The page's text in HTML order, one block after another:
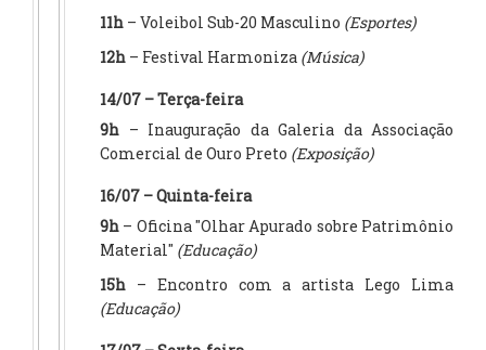
11h – Voleibol Sub-20 Masculino (Esportes)
12h – Festival Harmoniza (Música)
14/07 – Terça-feira
9h – Inauguração da Galeria da Associação
Comercial de Ouro Preto (Exposição)
16/07 – Quinta-feira
9h – Oficina "Olhar Apurado sobre Patrimônio
Material" (Educação)
15h – Encontro com a artista Lego Lima
(Educação)